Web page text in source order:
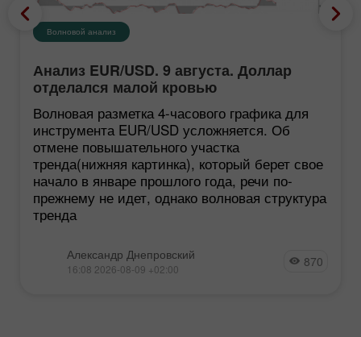
Волновой анализ
Анализ EUR/USD. 9 августа. Доллар
отделался малой кровью
Волновая разметка 4-часового графика для
инструмента EUR/USD усложняется. Об
отмене повышательного участка
тренда(нижняя картинка), который берет свое
начало в январе прошлого года, речи по-
прежнему не идет, однако волновая структура
тренда
Александр Днепровский
16:08 2026-08-09 +02:00 870